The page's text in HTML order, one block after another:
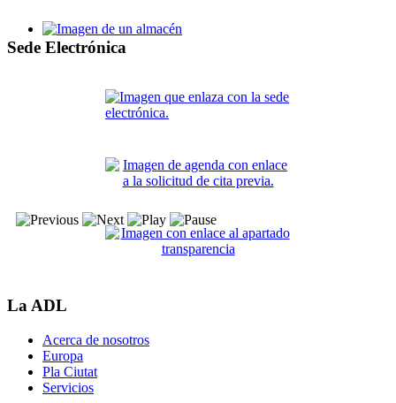
Taller de Empleo Villa de Santa Pola XV
Sede Electrónica
La ADL
Acerca de nosotros
Europa
Pla Ciutat
Servicios